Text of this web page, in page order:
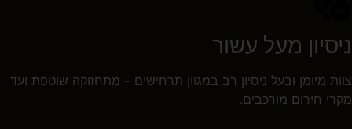
ניסיון מעל עשור
צוות מיומן ובעל ניסיון רב במגוון תרחישים – מתחזוקה שוטפת ועד
מקרי חירום מורכבים.